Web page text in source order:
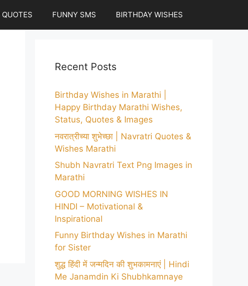
FUNNY SMS BIRTHDAY WISHES
Recent Posts
Birthday Wishes in Marathi |
Happy Birthday Marathi Wishes,
Status, Quotes & Images
नवरात्रीच्या शुभेच्छा | Navratri Quotes &
Wishes Marathi
Shubh Navratri Text Png Images in
Marathi
GOOD MORNING WISHES IN
HINDI – Motivational &
Inspirational
Funny Birthday Wishes in Marathi
for Sister
शुद्ध हिंदी में जन्मदिन की शुभकामनाएं | Hindi
Me Janamdin Ki Shubhkamnaye